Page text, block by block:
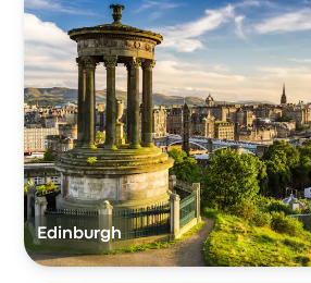
Edinburgh